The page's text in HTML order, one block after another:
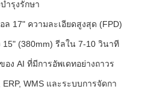
ารุงรักษา
ล 17" ความละเอียดสูงสุด (FPD)
(380mm) รีลใน 7-10 วินาที
อง AI ที่มีการอัพเดทอย่างถาวร
WMS และระบบการจัดกา